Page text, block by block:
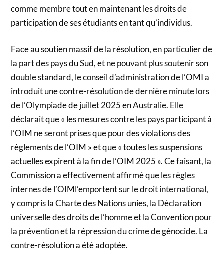
comme membre tout en maintenant les droits de
participation de ses étudiants en tant qu’individus.
Face au soutien massif de la résolution, en particulier de
la part des pays du Sud, et ne pouvant plus soutenir son
double standard, le conseil d’administration de l’OMI a
introduit une contre-résolution de dernière minute lors
de l’Olympiade de juillet 2025 en Australie. Elle
déclarait que « les mesures contre les pays participant à
l’OIM ne seront prises que pour des violations des
règlements de l’OIM » et que « toutes les suspensions
actuelles expirent à la fin de l’OIM 2025 ». Ce faisant, la
Commission a effectivement affirmé que les règles
internes de l’OIMl’emportent sur le droit international,
y compris la Charte des Nations unies, la Déclaration
universelle des droits de l’homme et la Convention pour
la prévention et la répression du crime de génocide. La
contre-résolution a été adoptée.